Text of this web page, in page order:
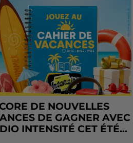
DE NOUVELLES
DE GAGNER AVEC
INTENSITÉ CET ÉTÉ...